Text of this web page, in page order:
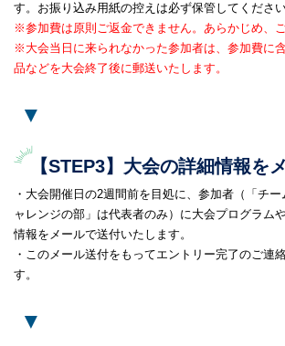
す。お振り込み用紙の控えは必ず保管してください
※参加費は原則ご返金できません。あらかじめ、ご
※大会当日に来られなかった参加者は、参加費に
品などを大会終了後に郵送いたします。
▼
【STEP3】大会の詳細情報を
・大会開催日の2週間前を目処に、参加者（「チ
ャレンジの部」は代表者のみ）に大会プログラム
情報をメールで送付いたします。
・このメール送付をもってエントリー完了のご連
す。
▼